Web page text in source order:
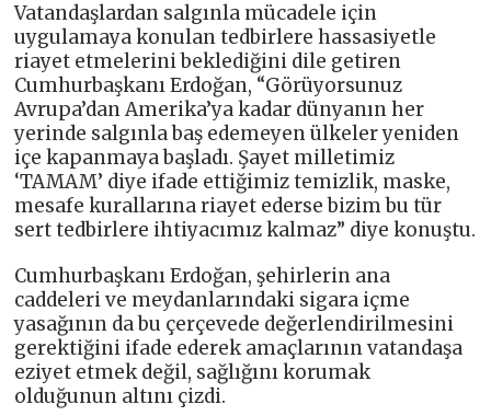
Vatandaşlardan salgınla mücadele için
uygulamaya konulan tedbirlere hassasiyetle
riayet etmelerini beklediğini dile getiren
Cumhurbaşkanı Erdoğan, “Görüyorsunuz
Avrupa’dan Amerika’ya kadar dünyanın her
yerinde salgınla baş edemeyen ülkeler yeniden
içe kapanmaya başladı. Şayet milletimiz
‘TAMAM’ diye ifade ettiğimiz temizlik, maske,
mesafe kurallarına riayet ederse bizim bu tür
sert tedbirlere ihtiyacımız kalmaz” diye konuştu.
Cumhurbaşkanı Erdoğan, şehirlerin ana
caddeleri ve meydanlarındaki sigara içme
yasağının da bu çerçevede değerlendirilmesini
gerektiğini ifade ederek amaçlarının vatandaşa
eziyet etmek değil, sağlığını korumak
olduğunun altını çizdi.